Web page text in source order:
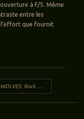
à F/5. Même
entre les
que fournit
ROCK WOLVES: Rock Wolves